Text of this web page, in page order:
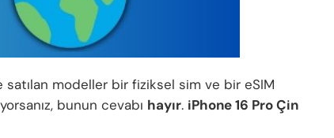
satılan modeller bir fiziksel sim ve bir eSIM
bunun cevabı hayır. iPhone 16 Pro Çin